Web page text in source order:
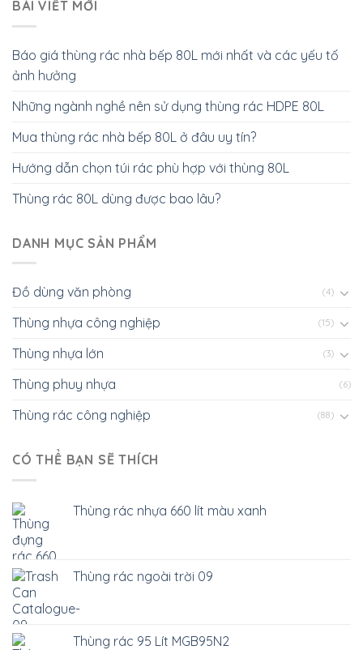
BÀI VIẾT MỚI
Báo giá thùng rác nhà bếp 80L mới nhất và các yếu tố
ảnh hưởng
Những ngành nghề nên sử dụng thùng rác HDPE 80L
Mua thùng rác nhà bếp 80L ở đâu uy tín?
Hướng dẫn chọn túi rác phù hợp với thùng 80L
Thùng rác 80L dùng được bao lâu?
DANH MỤC SẢN PHẨM
Đồ dùng văn phòng (4)
Thùng nhựa công nghiệp (15)
Thùng nhựa lớn (3)
Thùng phuy nhựa (6)
Thùng rác công nghiệp (88)
CÓ THỂ BẠN SẼ THÍCH
Thùng rác nhựa 660 lít màu xanh
Thùng rác ngoài trời 09
Thùng rác 95 Lít MGB95N2